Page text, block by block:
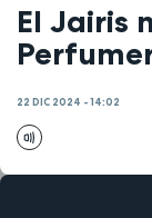
El Jairis
22 DIC 2024 - 14:02